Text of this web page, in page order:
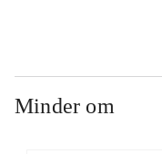
Minder om